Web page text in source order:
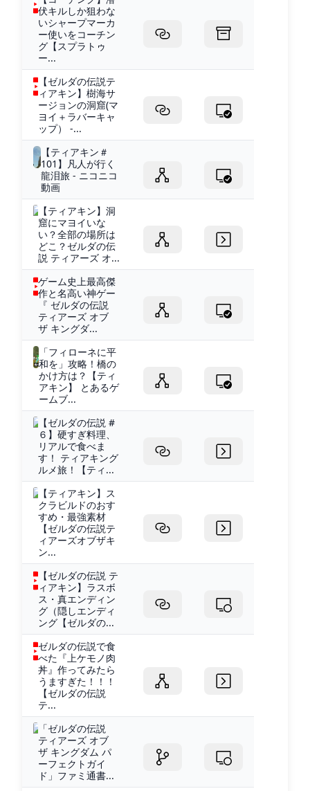
伏キルしか狙わな
いシャープマーカ
ー使いをコーチン
グ【スプラトゥ
ー...
【ゼルダの伝説テ
ィアキン】樹海サ
ージョンの洞窟(マ
ヨイ＋ラバーキャ
ップ） -...
【ティアキン＃
101】凡人が行く
龍泪旅 - ニコニコ
動画
【ティアキン】洞
窟にマヨイいな
い？全部の場所は
どこ？ゼルダの伝
説 ティアーズ オ...
ゲーム史上最高傑
作と名高い神ゲー
『 ゼルダの伝説
ティアーズ オブ
ザ キングダ...
「フィローネに平
和を」攻略！橋の
かけ方は？【ティ
アキン】 とあるゲ
ームブ...
【ゼルダの伝説 #
６】硬すぎ料理、
リアルで食べま
す！ ティアキング
ルメ旅！【ティ...
【ティアキン】ス
クラビルドのおす
すめ・最強素材
【ゼルダの伝説テ
ィアーズオブザキ
ン...
【ゼルダの伝説 テ
ィアキン】ラスボ
ス・真エンディン
グ（隠しエンディ
ング【ゼルダの...
ゼルダの伝説で食
べた『上ケモノ肉
丼』作ってみたら
うますぎた！！！
【ゼルダの伝説
テ...
「ゼルダの伝説
ティアーズ オブ
ザ キングダム パ
ーフェクトガイ
ド」ファミ通書...